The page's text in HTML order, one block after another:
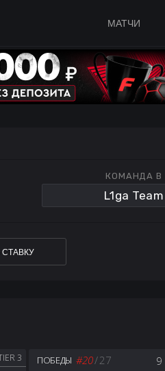
МАТЧИ
КОМАНДА B
СТАВКУ
3 ПОБЕДЫ #20/27 9